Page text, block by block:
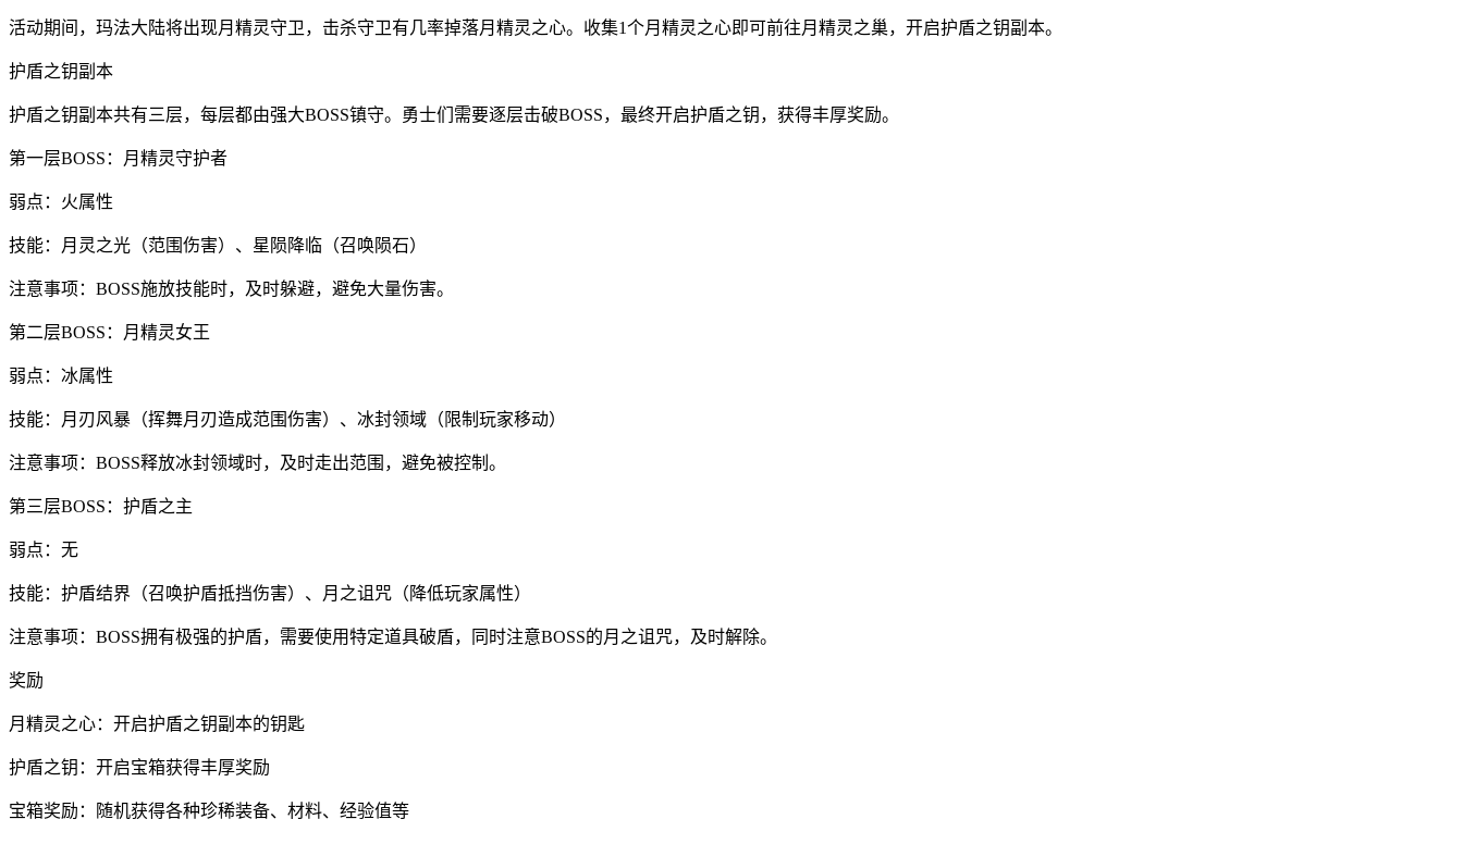
活动期间，玛法大陆将出现月精灵守卫，击杀守卫有几率掉落月精灵之心。收集1个月精灵之心即可前往月精灵之巢，开启护盾之钥副本。
护盾之钥副本
护盾之钥副本共有三层，每层都由强大BOSS镇守。勇士们需要逐层击破BOSS，最终开启护盾之钥，获得丰厚奖励。
第一层BOSS：月精灵守护者
弱点：火属性
技能：月灵之光（范围伤害）、星陨降临（召唤陨石）
注意事项：BOSS施放技能时，及时躲避，避免大量伤害。
第二层BOSS：月精灵女王
弱点：冰属性
技能：月刃风暴（挥舞月刃造成范围伤害）、冰封领域（限制玩家移动）
注意事项：BOSS释放冰封领域时，及时走出范围，避免被控制。
第三层BOSS：护盾之主
弱点：无
技能：护盾结界（召唤护盾抵挡伤害）、月之诅咒（降低玩家属性）
注意事项：BOSS拥有极强的护盾，需要使用特定道具破盾，同时注意BOSS的月之诅咒，及时解除。
奖励
月精灵之心：开启护盾之钥副本的钥匙
护盾之钥：开启宝箱获得丰厚奖励
宝箱奖励：随机获得各种珍稀装备、材料、经验值等